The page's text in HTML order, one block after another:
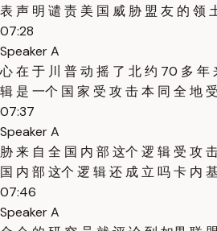
表 声 明 谴 责 美 国 威 胁 盟 友 的 领
07:28
Speaker A
心 在 于 川 普 动 摇 了 北 约 70 多 年
辑 是 一个 国 家 受 攻 击 本 同 全 地
07:37
Speaker A
胁 来 自 全 国 内 部 这个 逻 辑 受 攻
国 内 部 这个 逻 辑 还 成 立 吗 卡 内
07:46
Speaker A